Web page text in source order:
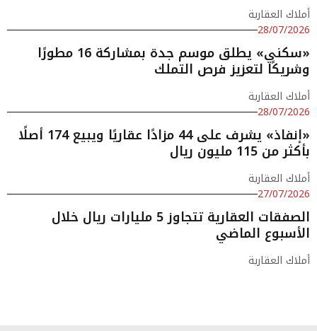
أملاك العقارية
28/07/2026
«سكني» يطلق موسم جدة بمشاركة 16 مطورًا
وشريكًا لتعزيز فرص التملك
أملاك العقارية
28/07/2026
«إنفاذ» يشرف على 44 مزادًا عقاريًا ويبيع 174 أصلًا
بأكثر من 115 مليون ريال
أملاك العقارية
27/07/2026
الصفقات العقارية تتجاوز 5 مليارات ريال خلال
الأسبوع الماضي
أملاك العقارية